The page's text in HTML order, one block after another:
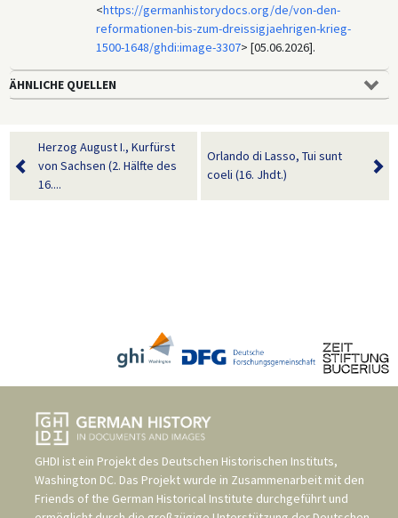
<https://germanhistorydocs.org/de/von-den-
reformationen-bis-zum-dreissigjaehrigen-krieg-
1500-1648/ghdi:image-3307> [05.06.2026].
ÄHNLICHE QUELLEN
Herzog August I., Kurfürst
von Sachsen (2. Hälfte des
16....
Orlando di Lasso, Tui sunt
coeli (16. Jhdt.)
GHDI ist ein Projekt des Deutschen Historischen Instituts,
Washington DC. Das Projekt wurde in Zusammenarbeit mit den
Friends of the German Historical Institute durchgeführt und